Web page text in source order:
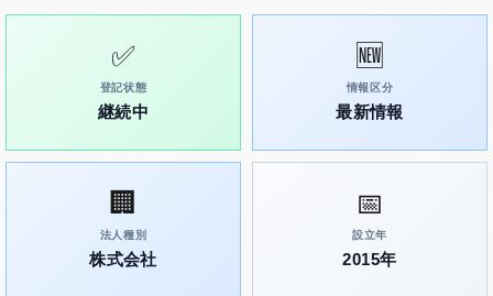
✅
登記状態
継続中
🆕
情報区分
最新情報
🏢
法人種別
株式会社
📅
設立年
2015年